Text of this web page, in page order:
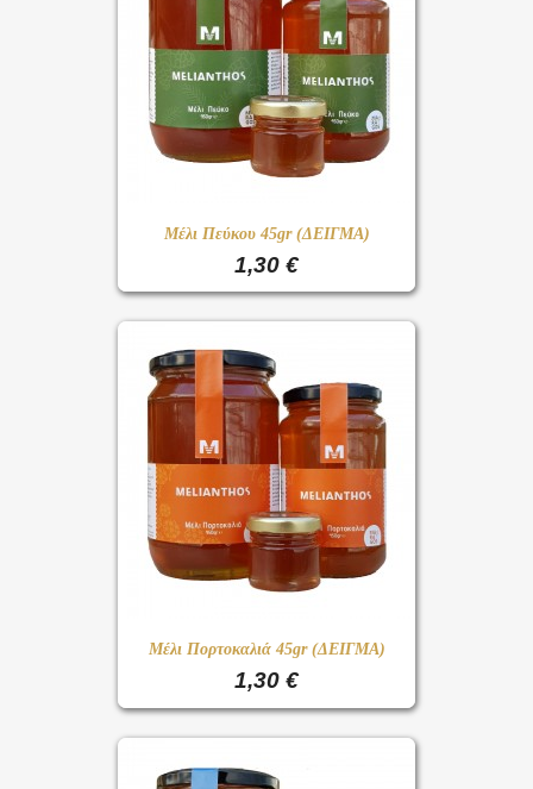
Μέλι Πεύκου 45gr (ΔΕΙΓΜΑ)
1,30 €
Μέλι Πορτοκαλιά 45gr (ΔΕΙΓΜΑ)
1,30 €